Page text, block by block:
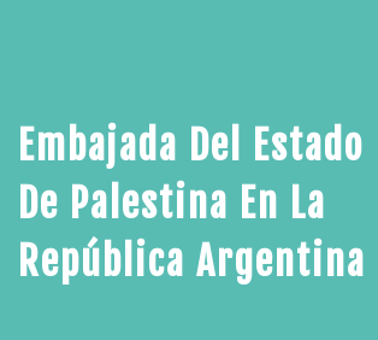
Embajada Del Estado
De Palestina En La
República Argentina